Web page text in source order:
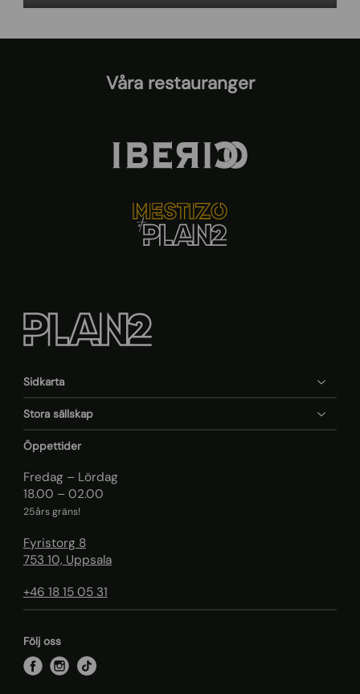
Våra restauranger
Sidkarta
Stora sällskap
Öppettider
Fredag – Lördag
18.00 – 02.00
25års gräns!
Fyristorg 8
753 10, Uppsala
+46 18 15 05 31
Följ oss
f
i
t